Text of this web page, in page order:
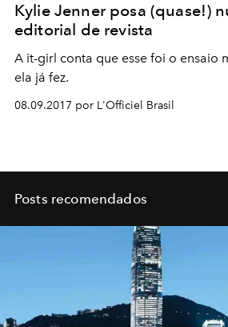
Kylie Jenner posa (quase!)
editorial de revista
A it-girl conta que esse foi o ensaio
ela já fez.
08.09.2017 por L'Officiel Brasil
Posts recomendados